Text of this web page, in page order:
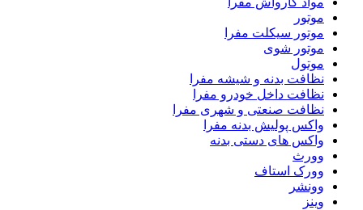
موتور
موتور سیکلت مفرا
موتور شوی
موتول
نظافت بدنه و شیشه مفرا
نظافت داخل خودرو مفرا
نظافت صنعتی و شهری مفرا
واکس پولیش بدنه مفرا
واکس های دستی بدنه
وورث
وورک استاف
وونشر
وینز